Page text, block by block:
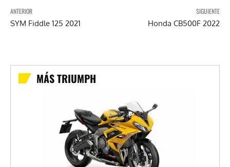
ANTERIOR
SYM Fiddle 125 2021
SIGUIENTE
Honda CB500F 2022
MÁS TRIUMPH